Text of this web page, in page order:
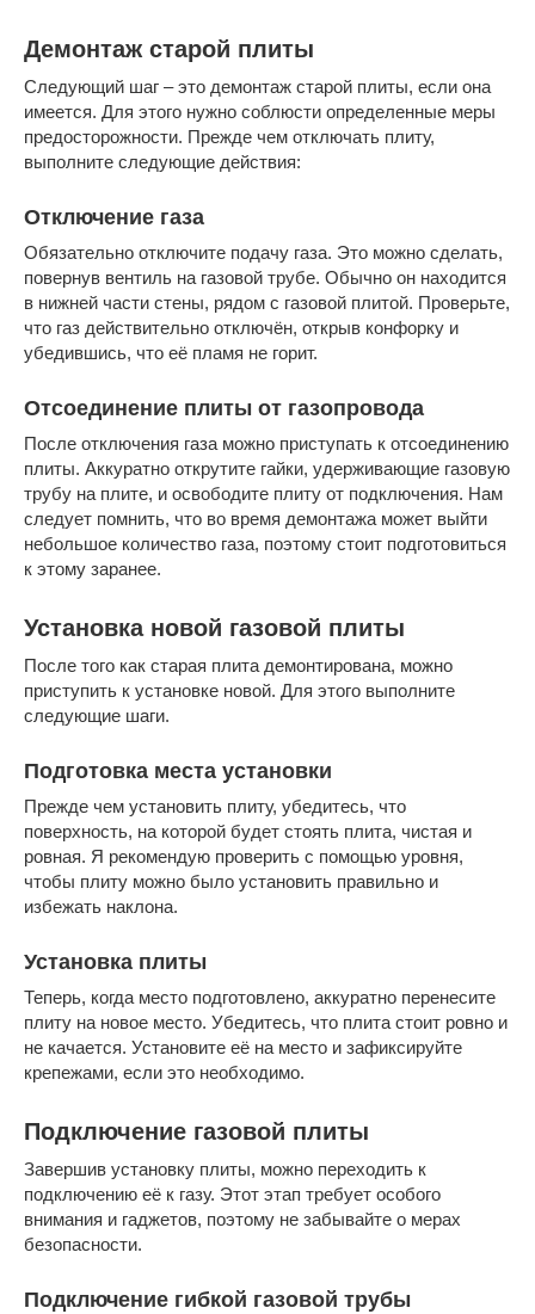
Демонтаж старой плиты
Следующий шаг – это демонтаж старой плиты, если она
имеется. Для этого нужно соблюсти определенные меры
предосторожности. Прежде чем отключать плиту,
выполните следующие действия:
Отключение газа
Обязательно отключите подачу газа. Это можно сделать,
повернув вентиль на газовой трубе. Обычно он находится
в нижней части стены, рядом с газовой плитой. Проверьте,
что газ действительно отключён, открыв конфорку и
убедившись, что её пламя не горит.
Отсоединение плиты от газопровода
После отключения газа можно приступать к отсоединению
плиты. Аккуратно открутите гайки, удерживающие газовую
трубу на плите, и освободите плиту от подключения. Нам
следует помнить, что во время демонтажа может выйти
небольшое количество газа, поэтому стоит подготовиться
к этому заранее.
Установка новой газовой плиты
После того как старая плита демонтирована, можно
приступить к установке новой. Для этого выполните
следующие шаги.
Подготовка места установки
Прежде чем установить плиту, убедитесь, что
поверхность, на которой будет стоять плита, чистая и
ровная. Я рекомендую проверить с помощью уровня,
чтобы плиту можно было установить правильно и
избежать наклона.
Установка плиты
Теперь, когда место подготовлено, аккуратно перенесите
плиту на новое место. Убедитесь, что плита стоит ровно и
не качается. Установите её на место и зафиксируйте
крепежами, если это необходимо.
Подключение газовой плиты
Завершив установку плиты, можно переходить к
подключению её к газу. Этот этап требует особого
внимания и гаджетов, поэтому не забывайте о мерах
безопасности.
Подключение гибкой газовой трубы